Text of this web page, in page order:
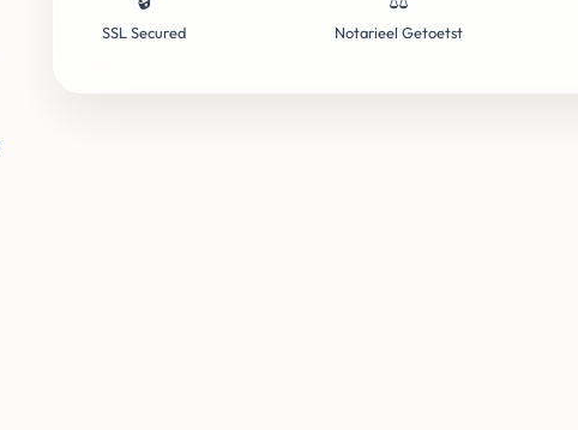
SSL Secured Notarieel Getoetst